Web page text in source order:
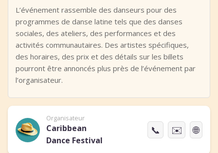
L’événement rassemble des danseurs pour des
programmes de danse latine tels que des danses
sociales, des ateliers, des performances et des
activités communautaires. Des artistes spécifiques,
des horaires, des prix et des détails sur les billets
pourront être annoncés plus près de l’événement par
l’organisateur.
Organisateur
Caribbean
Dance Festival
📞 ✉️ 🌐